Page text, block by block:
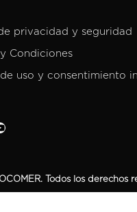
privacidad y seguridad
y Condiciones
de uso y consentimiento
Todos los derechos